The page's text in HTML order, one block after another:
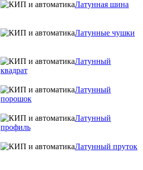
Латунная шина
Латунные чушки
Латунный
квадрат
Латунный
порошок
Латунный
профиль
Латунный пруток